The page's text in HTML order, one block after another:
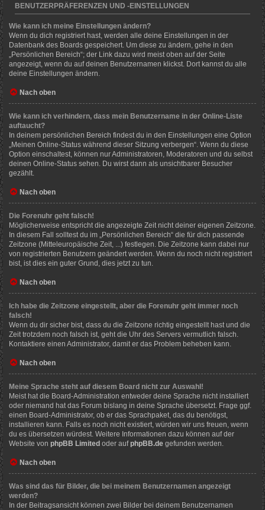
BENUTZERPRÄFERENZEN UND -EINSTELLUNGEN
Wie kann ich meine Einstellungen ändern?
Wenn du dich registriert hast, werden alle deine Einstellungen in der
Datenbank des Boards gespeichert. Um diese zu ändern, gehe in den
„Persönlichen Bereich“; der Link dazu wird meist oben auf der Seite
angezeigt, wenn du auf deinen Benutzernamen klickst. Dort kannst du alle
deine Einstellungen ändern.
Nach oben
Wie kann ich verhindern, dass mein Benutzername in der Online-Liste
auftaucht?
In deinem persönlichen Bereich findest du in den Einstellungen eine Option
„Meinen Online-Status während dieser Sitzung verbergen“. Wenn du diese
Option einschaltest, können nur Administratoren, Moderatoren und du selbst
deinen Online-Status sehen. Du wirst dann als unsichtbarer Besucher
gezählt.
Nach oben
Die Forenuhr geht falsch!
Möglicherweise entspricht die angezeigte Zeit nicht deiner eigenen Zeitzone.
In diesem Fall solltest du im „Persönlichen Bereich“ die für dich passende
Zeitzone (Mitteleuropäische Zeit, ...) festlegen. Die Zeitzone kann dabei nur
von registrierten Benutzern geändert werden. Wenn du noch nicht registriert
bist, ist dies ein guter Grund, dies jetzt zu tun.
Nach oben
Ich habe die Zeitzone eingestellt, aber die Forenuhr geht immer noch
falsch!
Wenn du dir sicher bist, dass du die Zeitzone richtig eingestellt hast und die
Zeit trotzdem noch falsch ist, geht die Uhr des Servers vermutlich falsch.
Kontaktiere einen Administrator, damit er das Problem beheben kann.
Nach oben
Meine Sprache steht auf diesem Board nicht zur Auswahl!
Meist hat die Board-Administration entweder deine Sprache nicht installiert
oder niemand hat das Forum bislang in deine Sprache übersetzt. Frage ggf.
einen Board-Administrator, ob er das Sprachpaket, das du benötigst,
installieren kann. Falls es noch nicht existiert, würden wir uns freuen, wenn
du es übersetzen würdest. Weitere Informationen dazu können auf der
Website von phpBB Limited oder aufphpBB.de gefunden werden.
Nach oben
Was sind das für Bilder, die bei meinem Benutzernamen angezeigt
werden?
In der Beitragsansicht können zwei Bilder bei deinem Benutzernamen